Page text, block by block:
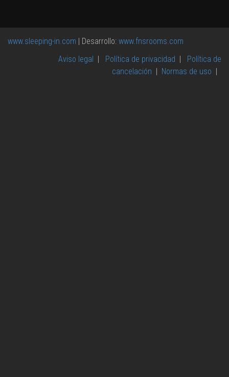
www.sleeping-in.com | Desarrollo: www.fnsrooms.com
Aviso legal | Política de privacidad | Política de
cancelación | Normas de uso |